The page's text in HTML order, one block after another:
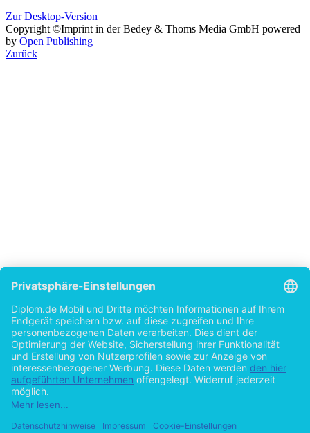
Zur Desktop-Version
Copyright ©Imprint in der Bedey & Thoms Media GmbH powered
by Open Publishing
Zurück